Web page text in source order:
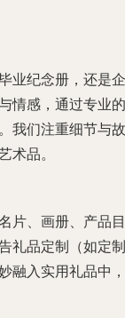
业纪念册 ，还是企
情感，通过专业的
我们注重细节与故
术品。
名片、画册、产品目
礼品定制（如定制
融入实用礼品中，